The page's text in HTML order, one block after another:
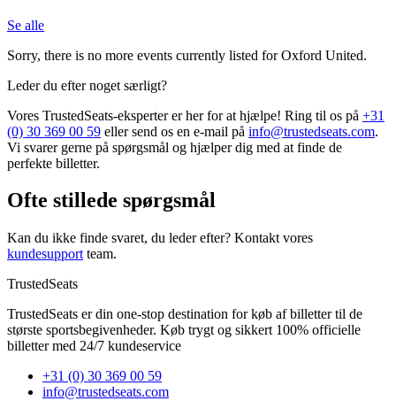
Se alle
Sorry, there is no more events currently listed for Oxford United.
Leder du efter noget særligt?
Vores TrustedSeats-eksperter er her for at hjælpe! Ring til os på +31
(0) 30 369 00 59 eller send os en e-mail på info@trustedseats.com.
Vi svarer gerne på spørgsmål og hjælper dig med at finde de
perfekte billetter.
Ofte stillede spørgsmål
Kan du ikke finde svaret, du leder efter? Kontakt vores
kundesupport team.
TrustedSeats
TrustedSeats er din one-stop destination for køb af billetter til de
største sportsbegivenheder. Køb trygt og sikkert 100% officielle
billetter med 24/7 kundeservice
+31 (0) 30 369 00 59
info@trustedseats.com